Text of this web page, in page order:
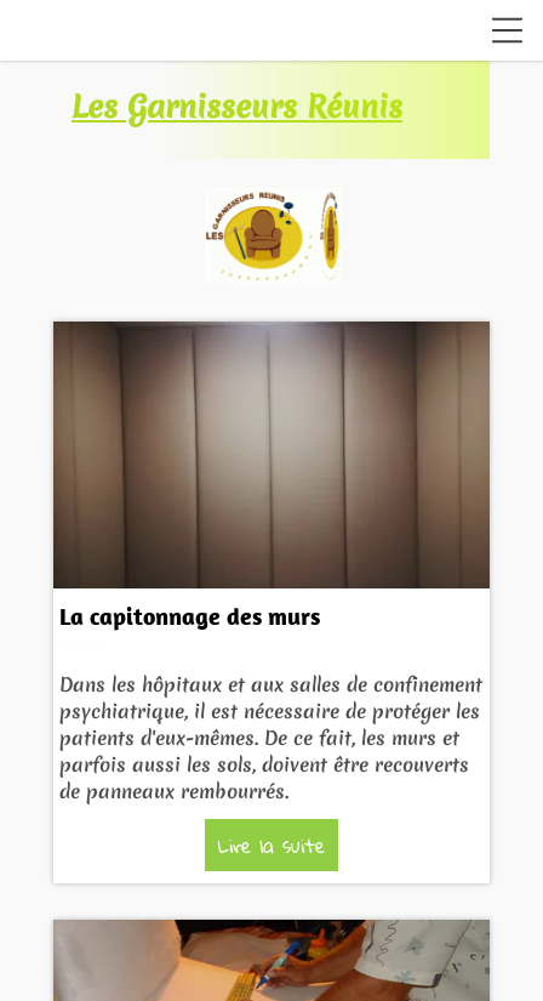
Les Garnisseurs Réunis
La capitonnage des murs
Dans les hôpitaux et aux salles de confinement
psychiatrique, il est nécessaire de protéger les
patients d'eux-mêmes. De ce fait, les murs et
parfois aussi les sols, doivent être recouverts
de panneaux rembourrés.
Lire la suite